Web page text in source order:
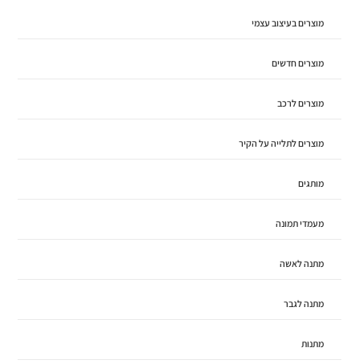
מוצרים בעיצוב עצמי
מוצרים חדשים
מוצרים לרכב
מוצרים לתלייה על הקיר
מותגים
מעמדי תמונה
מתנה לאשה
מתנה לגבר
מתנות